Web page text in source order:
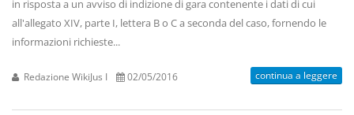
in risposta a un avviso di indizione di gara contenente i dati di cui
all'allegato XIV, parte I, lettera B o C a seconda del caso, fornendo le
informazioni richieste...
Redazione WikiJus I 02/05/2016 continua a leggere